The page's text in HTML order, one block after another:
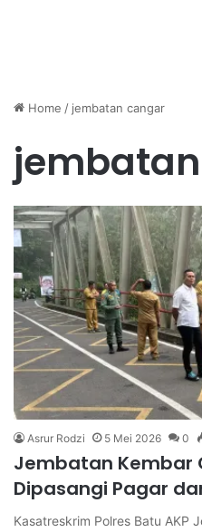
Home / jembatan cangar
Asrur Rodzi 5 Mei 2026 0
Jembatan Kembar
Dipasangi Pagar
Kasatreskrim Polres Batu AKP